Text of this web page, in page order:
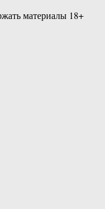
материалы 18+